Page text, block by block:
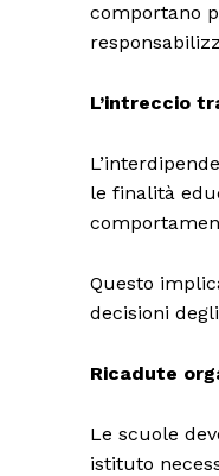
comportano
L’intreccio
le finalità
Questo
decisioni
Ricadute
Le scuole
istituto